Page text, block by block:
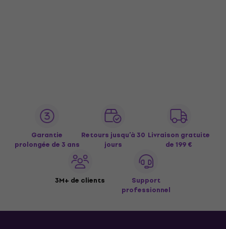
Garantie
prolongée de 3 ans
Retours jusqu’à 30
jours
Livraison gratuite
de 199 €
3M+ de clients
Support
professionnel